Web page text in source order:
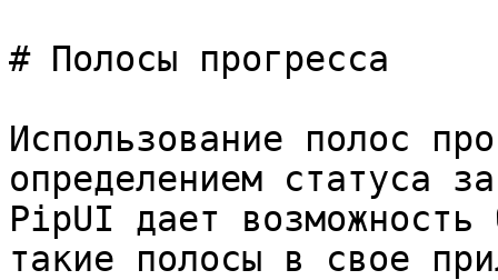
# Полосы прогресса
Использование полос
определением статуса
PipUI дает возможность
такие полосы в свое